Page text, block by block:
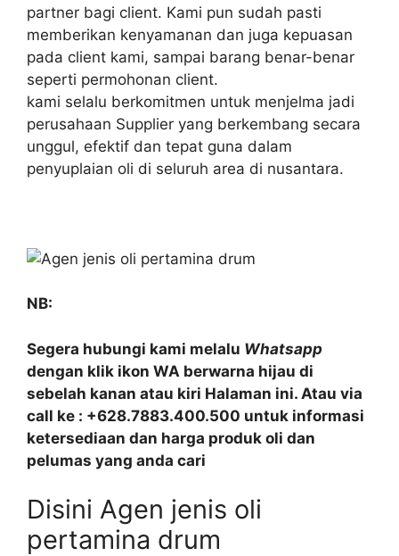
partner bagi client. Kami pun sudah pasti
memberikan kenyamanan dan juga kepuasan
pada client kami, sampai barang benar-benar
seperti permohonan client.
kami selalu berkomitmen untuk menjelma jadi
perusahaan Supplier yang berkembang secara
unggul, efektif dan tepat guna dalam
penyuplaian oli di seluruh area di nusantara.
NB:
Segera hubungi kami melalu Whatsapp
dengan klik ikon WA berwarna hijau di
sebelah kanan atau kiri Halaman ini. Atau via
call ke : +628.7883.400.500 untuk informasi
ketersediaan dan harga produk oli dan
pelumas yang anda cari
Disini Agen jenis oli
pertamina drum